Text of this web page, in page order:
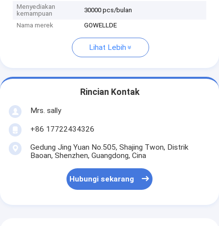
Menyediakan
kemampuan
30000 pcs/bulan
Nama merek GOWELLDE
Lihat Lebih
Rincian Kontak
Mrs. sally
+86 17722434326
Gedung Jing Yuan No.505, Shajing Twon, Distrik
Baoan, Shenzhen, Guangdong, Cina
Hubungi sekarang